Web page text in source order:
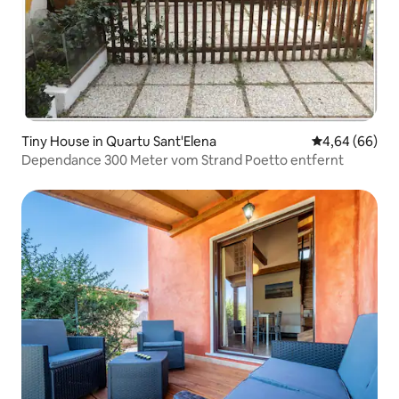
Tiny House in Quartu Sant'Elena
4,64 (66)
Dependance 300 Meter vom Strand Poetto entfernt